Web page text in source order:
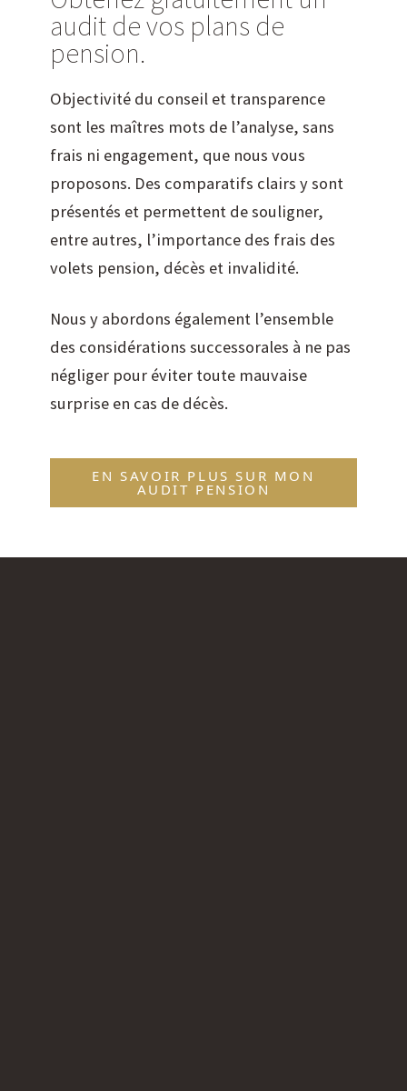
audit de vos plans de
pension.
Objectivité du conseil et transparence
sont les maîtres mots de l’analyse, sans
frais ni engagement, que nous vous
proposons. Des comparatifs clairs y sont
présentés et permettent de souligner,
entre autres, l’importance des frais des
volets pension, décès et invalidité.
Nous y abordons également l’ensemble
des considérations successorales à ne pas
négliger pour éviter toute mauvaise
surprise en cas de décès.
EN SAVOIR PLUS SUR MON
AUDIT PENSION